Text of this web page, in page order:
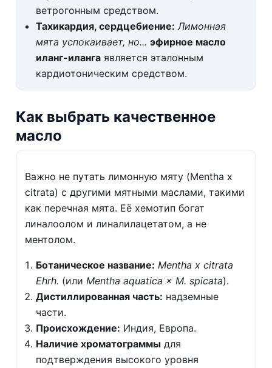
ветрогонным средством.
Тахикардия, сердцебиение: Лимонная
мята успокаивает, но... эфирное масло
иланг-иланга является эталонным
кардиотоническим средством.
Как выбрать качественное
масло
Важно не путать лимонную мяту (Mentha x
citrata) с другими мятными маслами, такими
как перечная мята. Её хемотип богат
линалоолом и линалилацетатом, а не
ментолом.
Ботаническое название: Mentha x citrata
Ehrh. (или Mentha aquatica × M. spicata).
Дистиллированная часть: надземные
части.
Происхождение: Индия, Европа.
Наличие хроматограммы для
подтверждения высокого уровня